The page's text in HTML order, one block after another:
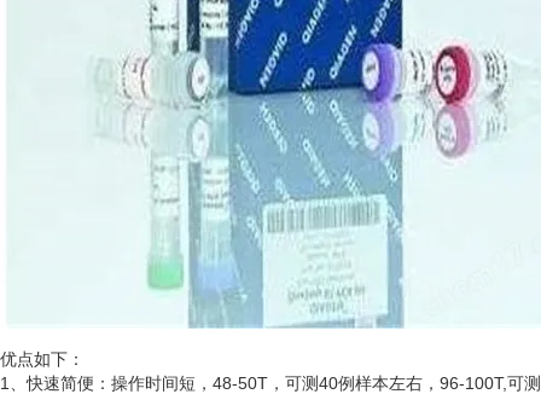
优点如下：
1、快速简便：操作时间短，48-50T，可测40例样本左右，96-100T,可